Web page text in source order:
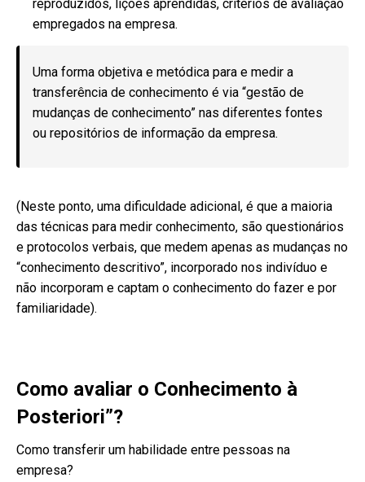
reproduzidos, lições aprendidas, critérios de avaliação
empregados na empresa.
Uma forma objetiva e metódica para e medir a
transferência de conhecimento é via “gestão de
mudanças de conhecimento” nas diferentes fontes
ou repositórios de informação da empresa.
(Neste ponto, uma dificuldade adicional, é que a maioria
das técnicas para medir conhecimento, são questionários
e protocolos verbais, que medem apenas as mudanças no
“conhecimento descritivo”, incorporado nos indivíduo e
não incorporam e captam o conhecimento do fazer e por
familiaridade).
Como avaliar o Conhecimento à
Posteriori”?
Como transferir um habilidade entre pessoas na
empresa?